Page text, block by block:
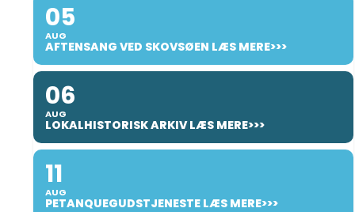
05
AUG
AFTENSANG VED SKOVSØEN LÆS MERE>>>
06
AUG
LOKALHISTORISK ARKIV LÆS MERE>>>
11
AUG
PETANQUEGUDSTJENESTE LÆS MERE>>>